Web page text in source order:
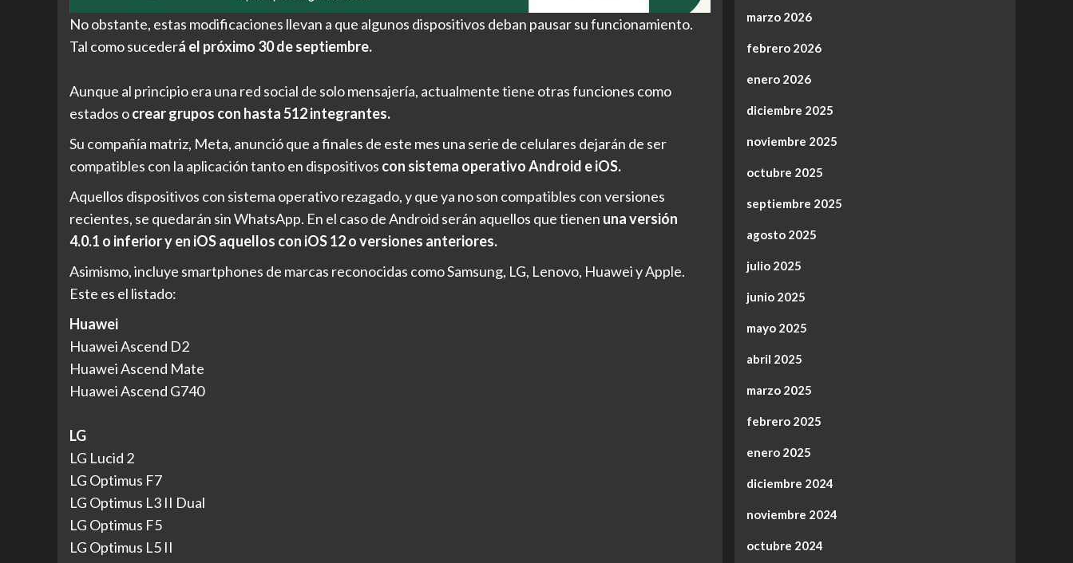
No obstante, estas modificaciones llevan a que algunos dispositivos deban pausar su funcionamiento.
Tal como sucederá el próximo 30 de septiembre.
Aunque al principio era una red social de solo mensajería, actualmente tiene otras funciones como
estados ocrear grupos con hasta 512 integrantes.
Su compañía matriz, Meta, anunció que a finales de este mes una serie de celulares dejarán de ser
compatibles con la aplicación tanto en dispositivos con sistema operativo Android e iOS.
Aquellos dispositivos con sistema operativo rezagado, y que ya no son compatibles con versiones
recientes, se quedarán sin WhatsApp. En el caso de Android serán aquellos que tienen una versión
4.0.1 o inferior y en iOS aquellos con iOS 12 o versiones anteriores.
Asimismo, incluye smartphones de marcas reconocidas como Samsung, LG, Lenovo, Huawei y Apple.
Este es el listado:
Huawei
Huawei Ascend D2
Huawei Ascend Mate
Huawei Ascend G740
LG
LG Lucid 2
LG Optimus F7
LG Optimus L3 II Dual
LG Optimus F5
LG Optimus L5 II
marzo 2026
febrero 2026
enero 2026
diciembre 2025
noviembre 2025
octubre 2025
septiembre 2025
agosto 2025
julio 2025
junio 2025
mayo 2025
abril 2025
marzo 2025
febrero 2025
enero 2025
diciembre 2024
noviembre 2024
octubre 2024